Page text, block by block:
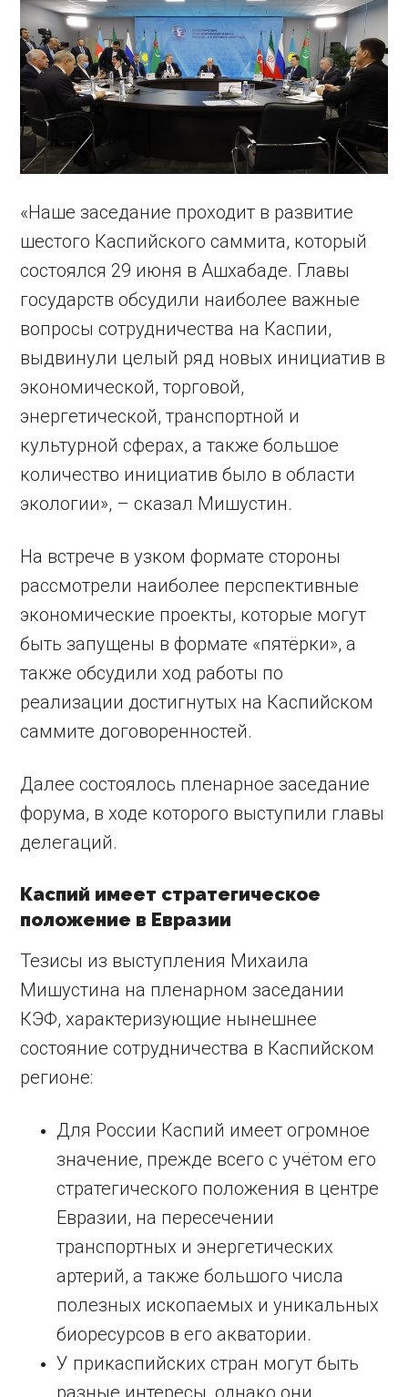
«Наше заседание проходит в развитие
шестого Каспийского саммита, который
состоялся 29 июня в Ашхабаде. Главы
государств обсудили наиболее важные
вопросы сотрудничества на Каспии,
выдвинули целый ряд новых инициатив в
экономической, торговой,
энергетической, транспортной и
культурной сферах, а также большое
количество инициатив было в области
экологии», – сказал Мишустин.
На встрече в узком формате стороны
рассмотрели наиболее перспективные
экономические проекты, которые могут
быть запущены в формате «пятёрки», а
также обсудили ход работы по
реализации достигнутых на Каспийском
саммите договоренностей.
Далее состоялось пленарное заседание
форума, в ходе которого выступили главы
делегаций.
Каспий имеет стратегическое
положение в Евразии
Тезисы из выступления Михаила
Мишустина на пленарном заседании
КЭФ, характеризующие нынешнее
состояние сотрудничества в Каспийском
регионе:
Для России Каспий имеет огромное
значение, прежде всего с учётом его
стратегического положения в центре
Евразии, на пересечении
транспортных и энергетических
артерий, а также большого числа
полезных ископаемых и уникальных
биоресурсов в его акватории.
У прикаспийских стран могут быть
разные интересы, однако они